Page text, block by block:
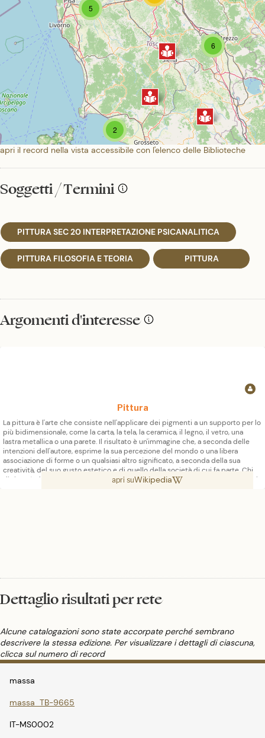
5
2
6
apri il record nella vista accessibile con l'elenco delle Biblioteche
Soggetti / Termini
PITTURA SEC 20 INTERPRETAZIONE PSICANALITICA
PITTURA FILOSOFIA E TEORIA PITTURA
Argomenti d'interesse
Pittura
La pittura è l'arte che consiste nell'applicare dei pigmenti a un supporto per lo
più bidimensionale, come la carta, la tela, la ceramica, il legno, il vetro, una
lastra metallica o una parete. Il risultato è un'immagine che, a seconda delle
intenzioni dell'autore, esprime la sua percezione del mondo o una libera
associazione di forme o un qualsiasi altro significato, a seconda della sua
creatività, del suo gusto estetico e di quello della società di cui fa parte. Chi
dipinge è detto pittore o pittrice, mentre il prodotto finale è detto dipinto. Si
apri suWikipedia
Dettaglio risultati per rete
Alcune catalogazioni sono state accorpate perché sembrano
descrivere la stessa edizione. Per visualizzare i dettagli di ciascuna,
clicca sul numero di record
massa
massa_TB-9665
IT-MS0002